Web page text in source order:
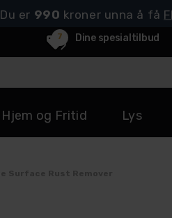
7 Dine spesialtilbud
Hjem og Fritid Lys
Du er 990 kroner unna å få